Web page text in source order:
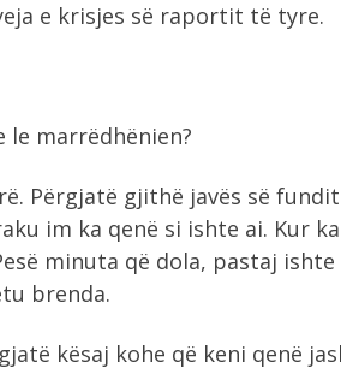
e krisjes së raportit të tyre.
le marrëdhënien?
Përgjatë gjithë javës së
im ka qenë si ishte ai. Kur
minuta që dola, pastaj
brenda.
kësaj kohe që keni qenë